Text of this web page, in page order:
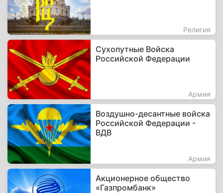
Религия
Сухопутные Войска
Российской Федерации
Армия
Воздушно-десантные войска
Российской Федерации -
ВДВ
Армия
Акционерное общество
«Газпромбанк»